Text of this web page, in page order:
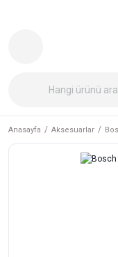
Anasayfa Aksesuarlar